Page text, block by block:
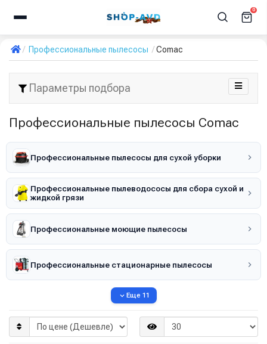
0
Профессиональные пылесосы Comac
Параметры подбора
Профессиональные пылесосы Comac
Профессиональные пылесосы для сухой уборки
Профессиональные пылеводососы для сбора сухой и
жидкой грязи
Профессиональные моющие пылесосы
Профессиональные стационарные пылесосы
Еще 11